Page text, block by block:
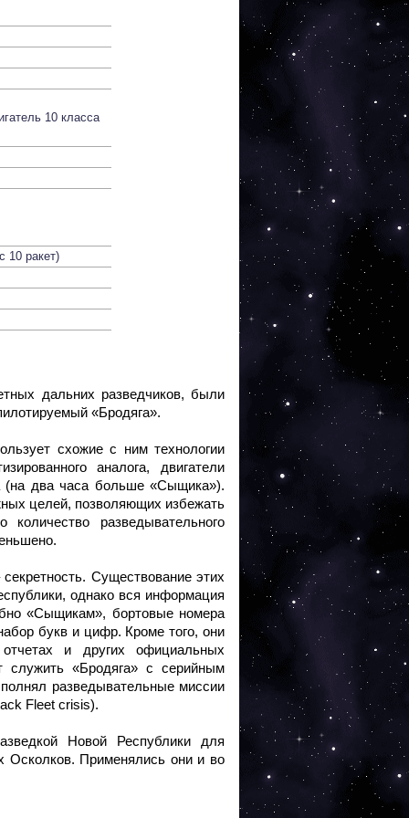
10 класса
10 ракет)
дальних разведчиков, были
«Бродяга».
схожие с ним технологии
аналога, двигатели
(на два часа больше «Сыщика»).
целей, позволяющих избежать
разведывательного
Существование этих
однако вся информация
«Сыщикам», бортовые номера
букв и цифр. Кроме того, они
и других официальных
служить «Бродяга» с серийным
разведывательные миссии
Fleet crisis).
Новой Республики для
Осколков. Применялись они и во